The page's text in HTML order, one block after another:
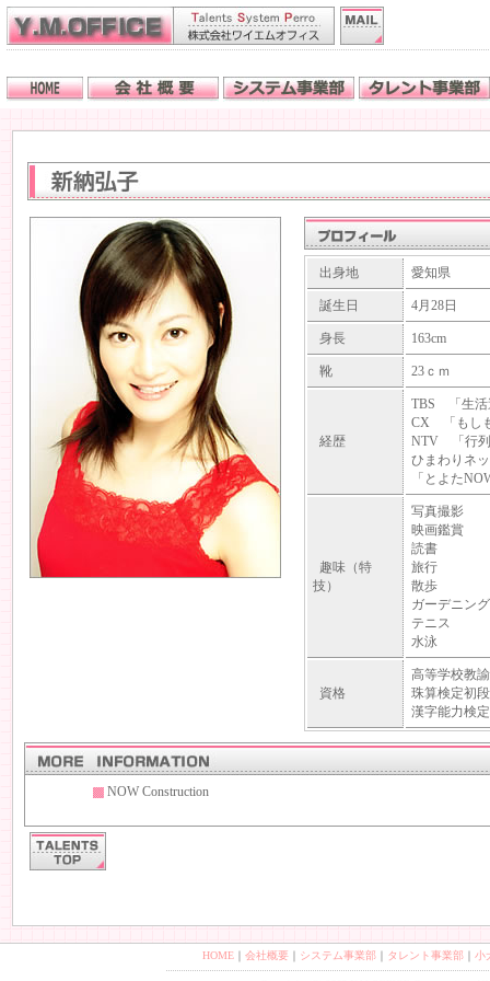
出身地 愛知県
誕生日 4月28日
身長 163cm
靴 23ｃｍ
経歴
TBS 「生活
CX 「もし
NTV 「行列
ひまわりネ
「とよた
趣味（特
技）
写真撮影
映画鑑賞
読書
旅行
散歩
ガーデニング
テニス
水泳
資格
高等学校教
珠算検定初段
漢字能力検
NOW Construction
HOME ｜ 会社概要 ｜ システム事業部 ｜ タレント事業部 ｜ 小